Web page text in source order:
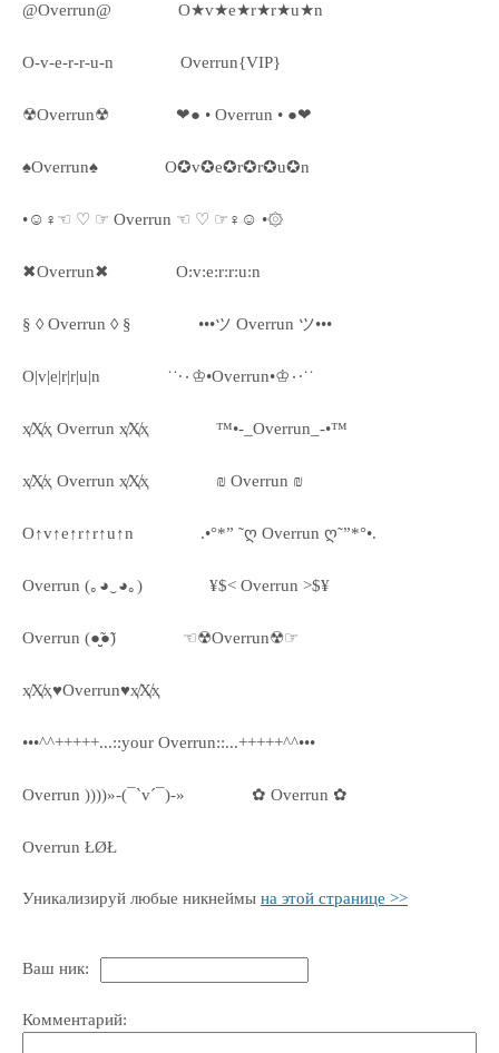
@Overrun@ O★v★e★r★r★u★n
O-v-e-r-r-u-n Overrun{VIP}
☢Overrun☢ ❤● • Overrun • ●❤
♠Overrun♠ O✪v✪e✪r✪r✪u✪n
•☺♀☜ ♡ ☞ Overrun ☜ ♡ ☞♀☺ •۞
✖Overrun✖ O:v:e:r:r:u:n
§ ◊ Overrun ◊ § •••ツ Overrun ツ•••
O|v|e|r|r|u|n ˙˙·٠♔•Overrun•♔٠·˙˙
ҳ̸Ҳ̸ҳ Overrun ҳ̸Ҳ̸ҳ ™•-_Overrun_-•™
ҳ̸Ҳ̸ҳ Overrun ҳ̸Ҳ̸ҳ ₪ Overrun ₪
O↑v↑e↑r↑r↑u↑n .•°*” ˜ღ Overrun ღ˜”*°•.
Overrun (｡◕‿◕｡) ¥$< Overrun >$¥
Overrun (●̮̮̃●̃) ☜☢Overrun☢☞
ҳ̸Ҳ̸ҳ♥Overrun♥ҳ̸Ҳ̸ҳ
•••^^+++++...::your Overrun::...+++++^^•••
Overrun ))))»-(¯`v´¯)-» ✿ Overrun ✿
Overrun ŁØŁ
Уникализируй любые никнеймы на этой странице >>
Ваш ник:
Комментарий: